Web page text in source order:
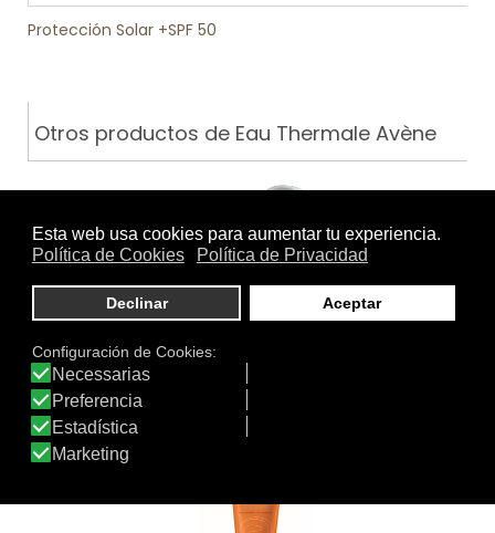
Protección Solar +SPF 50
Otros productos de Eau Thermale Avène
CREMA COMPACTA CONFORT…